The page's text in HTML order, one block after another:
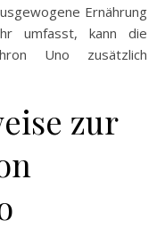
Ernährung
umfasst, kann die
Uno zusätzlich
zur